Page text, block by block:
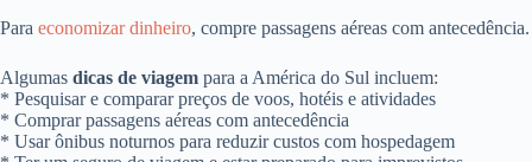
Para economizar dinheiro, compre passagens aéreas com
Algumas dicas de viagem para a América do Sul incluem:
* Pesquisar e comparar preços de voos, hotéis e atividades
* Comprar passagens aéreas com antecedência
* Usar ônibus noturnos para reduzir custos com hospedagem